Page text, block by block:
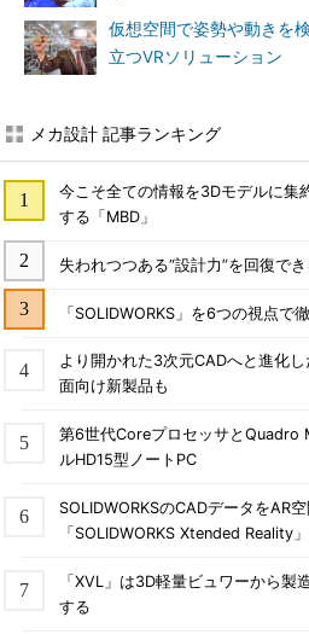
仮想空間で姿勢や動きを
立つVRソリューション
メカ設計 記事ランキング
今こそ全ての情報を3Dモデルに
する「MBD」
失われつつある“設計力”を回復で
「SOLIDWORKS」を6つの視点で
より開かれた3次元CADへと進化
面向け新製品も
第6世代CoreプロセッサとQuadro
ルHD15型ノートPC
SOLIDWORKSのCADデータをAR
「SOLIDWORKS Xtended Reality」
「XVL」は3D軽量ビュワーから
する